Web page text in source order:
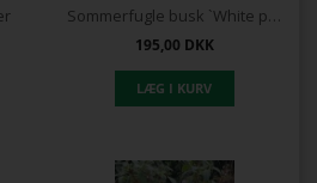
Sommerfugle busk `White profusion`
195,00 DKK